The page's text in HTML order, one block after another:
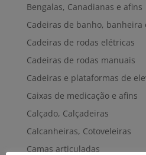
Bengalas, Canadianas e afins
Cadeiras de banho, banheira
Cadeiras de rodas elétricas
Cadeiras de rodas manuais
Cadeiras e plataformas de
Caixas de medicação e afins
Calçado, Calçadeiras
Calcanheiras, Cotoveleiras
Camas articuladas